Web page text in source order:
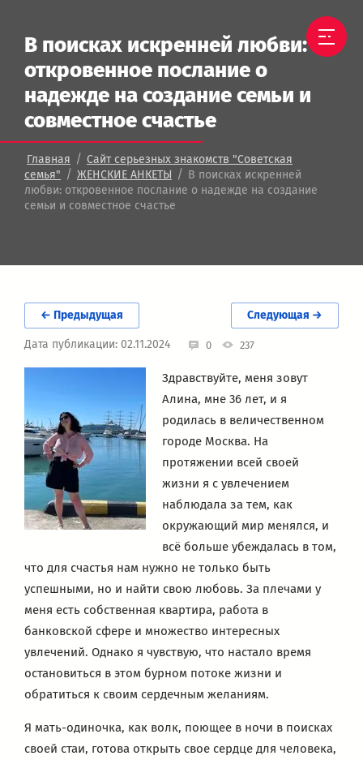
В поисках искренней любви:
откровенное послание о
надежде на создание семьи и
совместное счастье
Главная / Сайт серьезных знакомств "Советская
семья" / ЖЕНСКИЕ АНКЕТЫ / В поисках искренней
любви: откровенное послание о надежде на создание
семьи и совместное счастье
← Предыдущая Следующая →
Дата публикации: 02.11.2024 0 237
Здравствуйте, меня зовут
Алина, мне 36 лет, и я
родилась в величественном
городе Москва. На
протяжении всей своей
жизни я с увлечением
наблюдала за тем, как
окружающий мир менялся, и
всё больше убеждалась в том,
что для счастья нам нужно не только быть
успешными, но и найти свою любовь. За плечами у
меня есть собственная квартира, работа в
банковской сфере и множество интересных
увлечений. Однако я чувствую, что настало время
остановиться в этом бурном потоке жизни и
обратиться к своим сердечным желаниям.
Я мать-одиночка, как волк, поющее в ночи в поисках
своей стаи, готова открыть свое сердце для человека,